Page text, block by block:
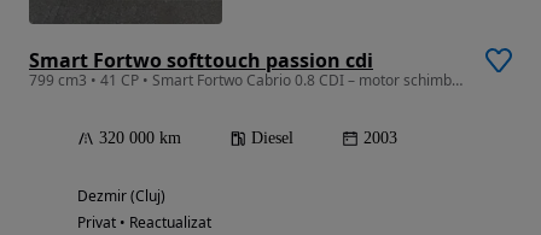
Smart Fortwo softtouch passion cdi
799 cm3 • 41 CP • Smart Fortwo Cabrio 0.8 CDI – motor schimbat, nerulat în țară!
320 000 km Diesel 2003
Dezmir (Cluj)
Privat • Reactualizat